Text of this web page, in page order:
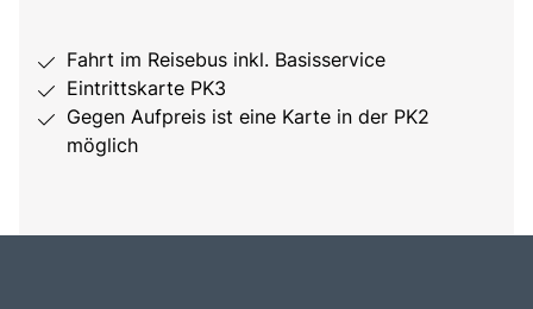
Fahrt im Reisebus inkl. Basisservice
Eintrittskarte PK3
Gegen Aufpreis ist eine Karte in der PK2
möglich